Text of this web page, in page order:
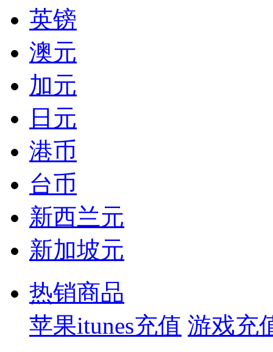
英镑
澳元
加元
日元
港币
台币
新西兰元
新加坡元
热销商品
苹果itunes充值 游戏充